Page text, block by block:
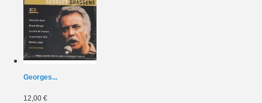
Georges...
12,00 €